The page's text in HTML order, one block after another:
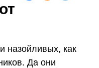
назойливых, как
Да они